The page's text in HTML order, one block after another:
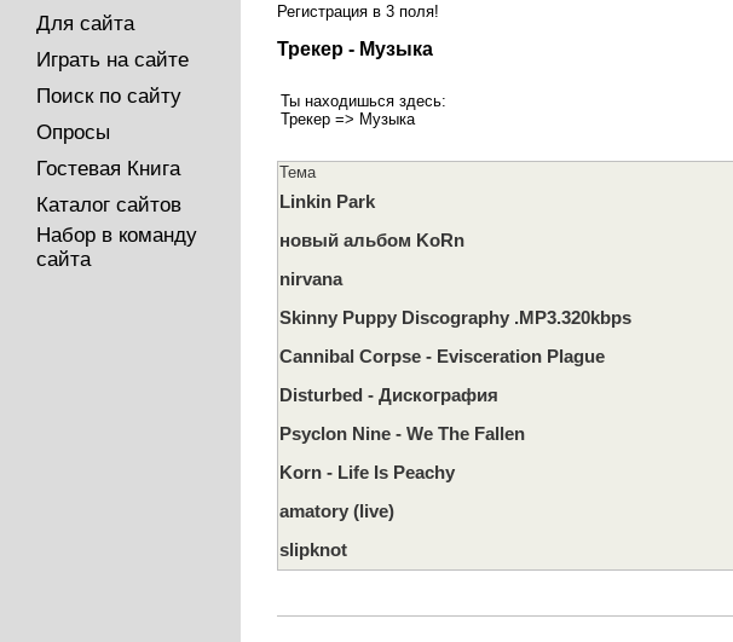
Для сайта
Играть на сайте
Поиск по сайту
Опросы
Гостевая Книга
Каталог сайтов
Набор в команду
сайта
Регистрация в 3 поля!
Трекер - Музыка
Ты находишься здесь:
Трекер => Музыка
Тема
Linkin Park
новый альбом KoRn
nirvana
Skinny Puppy Discography .MP3.320kbps
Cannibal Corpse - Evisceration Plague
Disturbed - Дискография
Psyclon Nine - We The Fallen
Korn - Life Is Peachy
amatory (live)
slipknot